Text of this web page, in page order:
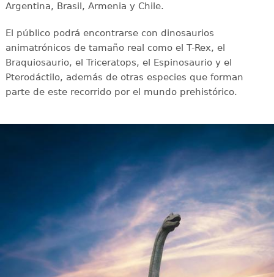
Argentina, Brasil, Armenia y Chile.
El público podrá encontrarse con dinosaurios
animatrónicos de tamaño real como el T-Rex, el
Braquiosaurio, el Triceratops, el Espinosaurio y el
Pterodáctilo, además de otras especies que forman
parte de este recorrido por el mundo prehistórico.